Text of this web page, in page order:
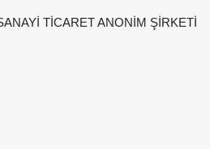
TİCARET ANONİM ŞİRKETİ